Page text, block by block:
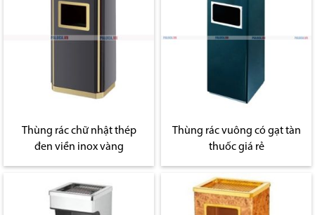
Thùng rác chữ nhật thép
đen viền inox vàng
Thùng rác vuông có gạt tàn
thuốc giá rẻ